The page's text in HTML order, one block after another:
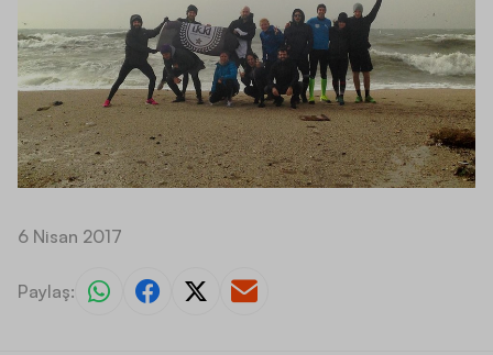
6 Nisan 2017
Paylaş: